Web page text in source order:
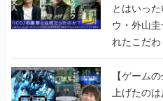
とはいっ
ウ・外山
れたこだ
画書】
【ゲーム
上げたの